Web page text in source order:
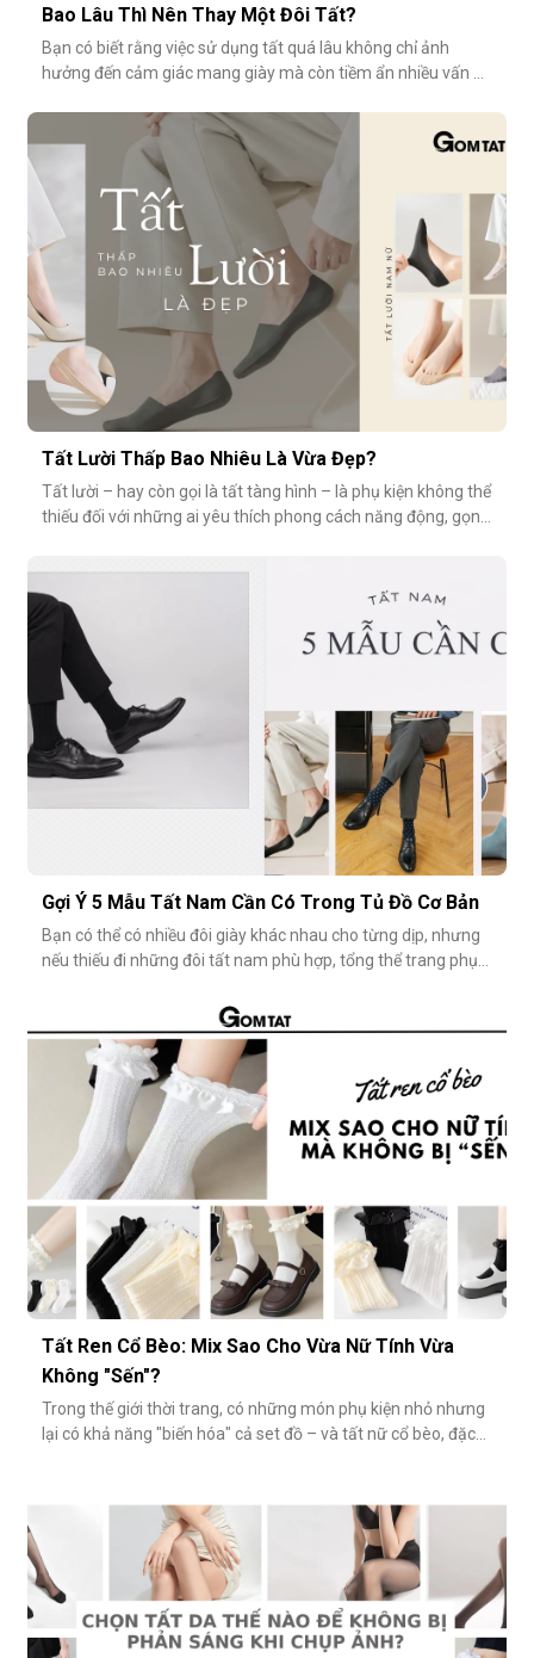
Bao Lâu Thì Nên Thay Một Đôi Tất?
Bạn có biết rằng việc sử dụng tất quá lâu không chỉ ảnh
hưởng đến cảm giác mang giày mà còn tiềm ẩn nhiều vấn đề
Cùng GOMTAT tìm hiểu nhé.Tuổi thọ trung bình của một đôi
tất là bao lâu?Trung bình, một đôi tất sử dụng thường xuyên
Tất Lười Thấp Bao Nhiêu Là Vừa Đẹp?
Tất lười – hay còn gọi là tất tàng hình – là phụ kiện không thể
thiếu đối với những ai yêu thích phong cách năng động, gọn
nhiêu là vừa đẹp? Nếu quá thấp, tất dễ bị tuột; nếu quá c
Gợi Ý 5 Mẫu Tất Nam Cần Có Trong Tủ Đồ Cơ Bản
Bạn có thể có nhiều đôi giày khác nhau cho từng dịp, nhưng
nếu thiếu đi những đôi tất nam phù hợp, tổng thể trang phục
nhỏ nhặt, nhưng lại góp phần định hình phong cách, nâng
tầm sự chỉn chu và thể hiện gu thẩm mỹ cá nhân một cách
rõ rệt. Dưới đâ
Tất Ren Cổ Bèo: Mix Sao Cho Vừa Nữ Tính Vừa
Không "Sến"?
Trong thế giới thời trang, có những món phụ kiện nhỏ nhưng
lại có khả năng "biến hóa" cả set đồ – và tất nữ cổ bèo, đặc
mác "sến súa" nếu không phối đúng cách. Vậy làm sao để